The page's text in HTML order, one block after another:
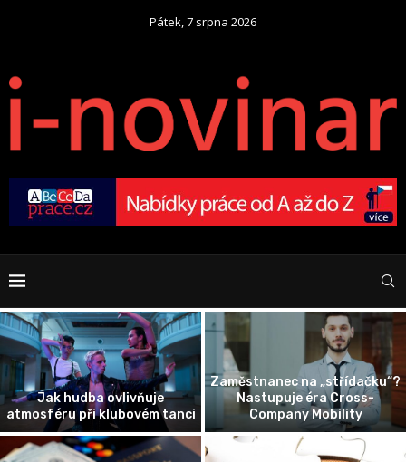
Pátek, 7 srpna 2026
Jak hudba ovlivňuje
atmosféru při klubovém tanci
Zaměstnanec na „střídačku“?
Nastupuje éra Cross-
Company Mobility